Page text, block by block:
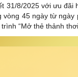
31/8/2025 với ưu
vòng 45 ngày từ
“Mở thẻ thảnh